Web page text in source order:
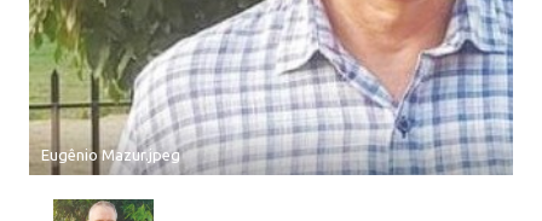
Eugênio Mazur.jpeg